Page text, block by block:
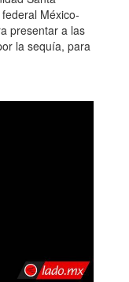
México-
presentar a las
la sequía, para